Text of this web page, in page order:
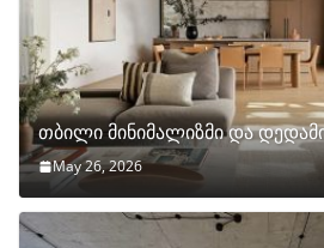
თბილი მინიმალიზმი და
May 26, 2026